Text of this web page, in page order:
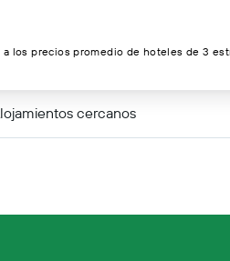
cercanos
a los precios promedio de hoteles de 3